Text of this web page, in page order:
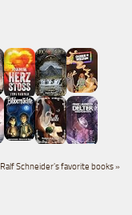
Ralf Schneider's favorite books »